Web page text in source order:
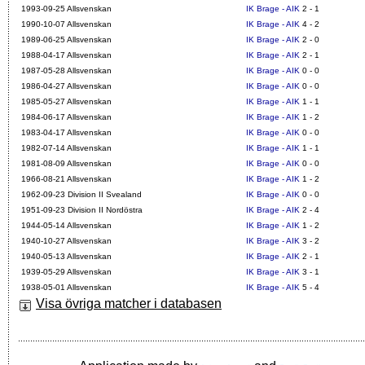
1993-09-25 Allsvenskan
IK Brage - AIK 2 - 1
1990-10-07 Allsvenskan
IK Brage - AIK 4 - 2
1989-06-25 Allsvenskan
IK Brage - AIK 2 - 0
1988-04-17 Allsvenskan
IK Brage - AIK 2 - 1
1987-05-28 Allsvenskan
IK Brage - AIK 0 - 0
1986-04-27 Allsvenskan
IK Brage - AIK 0 - 0
1985-05-27 Allsvenskan
IK Brage - AIK 1 - 1
1984-06-17 Allsvenskan
IK Brage - AIK 1 - 2
1983-04-17 Allsvenskan
IK Brage - AIK 0 - 0
1982-07-14 Allsvenskan
IK Brage - AIK 1 - 1
1981-08-09 Allsvenskan
IK Brage - AIK 0 - 0
1966-08-21 Allsvenskan
IK Brage - AIK 1 - 2
1962-09-23 Division II Svealand
IK Brage - AIK 0 - 0
1951-09-23 Division II Nordöstra
IK Brage - AIK 2 - 4
1944-05-14 Allsvenskan
IK Brage - AIK 1 - 2
1940-10-27 Allsvenskan
IK Brage - AIK 3 - 2
1940-05-13 Allsvenskan
IK Brage - AIK 2 - 1
1939-05-29 Allsvenskan
IK Brage - AIK 3 - 1
1938-05-01 Allsvenskan
IK Brage - AIK 5 - 4
Visa övriga matcher i databasen